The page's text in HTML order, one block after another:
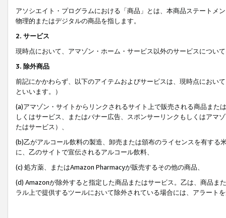
アソシエイト・プログラムにおける「商品」とは、本商品ステートメ
物理的またはデジタルの商品を指します。
2. サービス
現時点において、アマゾン・ホーム・サービス以外のサービスについ
3. 除外商品
前記にかかわらず、以下のアイテムおよびサービスは、現時点におい
といいます。）
(a)アマゾン・サイトからリンクされるサイト上で販売される商品ま
しくはサービス、またはバナー広告、スポンサーリンクもしくはアマ
たはサービス）、
(b)乙がアルコール飲料の製造、卸売または頒布のライセンスを有す
に、乙のサイトで宣伝されるアルコール飲料、
(c) 処方薬、またはAmazon Pharmacyが販売するその他の商品、
(d) Amazonが除外すると指定した商品またはサービス。乙は、商品ま
ラル上で提供するツールにおいて除外されている場合には、アラート